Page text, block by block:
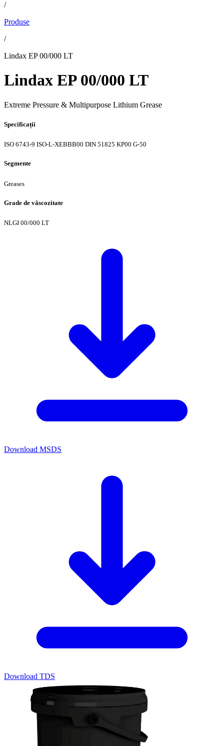
/
Produse
/
Lindax EP 00/000 LT
Lindax EP 00/000 LT
Extreme Pressure & Multipurpose Lithium Grease
Specificații
ISO 6743-9 ISO-L-XEBBB00 DIN 51825 KP00 G-50
Segmente
Greases
Grade de vâscozitate
NLGI 00/000 LT
Download MSDS
Download TDS